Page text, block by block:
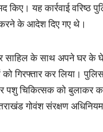
यह कार्रवाई वरिष्ठ
करने के आदेश दिए गए थे।
साहिल के साथ अपने घर के
को गिरफ्तार कर लिया।
चिकित्सक को बुलाकर
गोवंश संरक्षण